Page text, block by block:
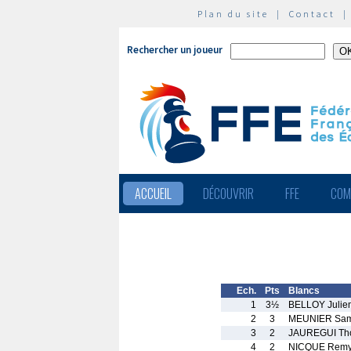
Plan du site | Contact
Rechercher un joueur
ACCUEIL DÉCOUVRIR FFE
Ech. Pts
Blancs
1
3½
BELLOY
2
3
MEUNIER
3
2
JAUREGUI
4
2 NICQUE